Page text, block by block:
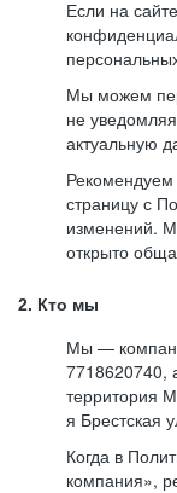
Если на
Мы можем
не
актуальную
страницу с
изменений.
открыто
2. Кто мы
Мы —
7718620740,
территория
я Брестская
Когда в
компания»,